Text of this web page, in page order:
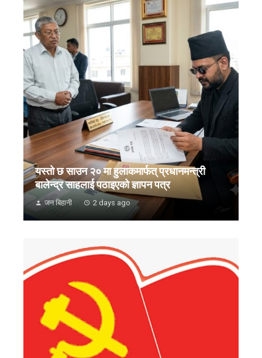
यस्तो छ साउन २० मा हुलाकमार्फत् प्रधानमन्त्री
बालेन्द्र साहलाई पठाइएको ज्ञापन पत्र
जन बिहानी 2 days ago